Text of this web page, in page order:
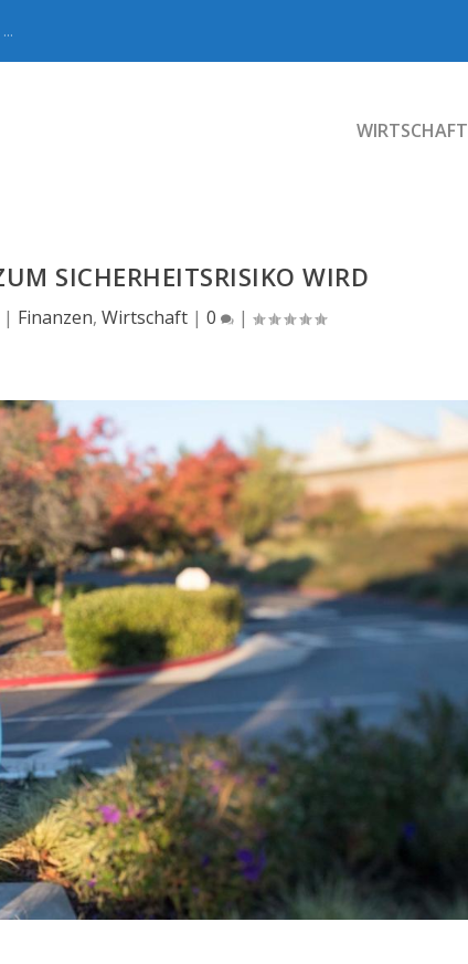
WIRTSCHAFT
SICHERHEITSRISIKO WIRD
| Finanzen, Wirtschaft| 0 |